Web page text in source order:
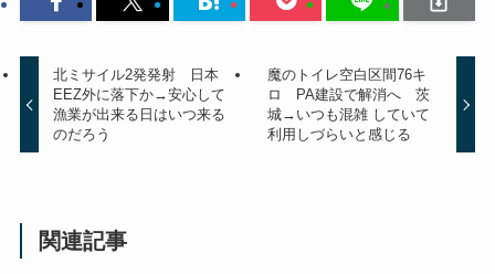
北ミサイル2発発射 日本
EEZ外に落下か→安心して
漁業が出来る日はいつ来る
のだろう
魔のトイレ空白区間76キ
ロ PA建設で解消へ 茨
城→いつも混雑 していて
利用しづらいと感じる
関連記事